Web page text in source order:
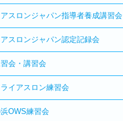
アスロンジャパン指導者養成講習会
アスロンジャパン認定記録会
会・講習会
イアスロン練習会
OWS練習会